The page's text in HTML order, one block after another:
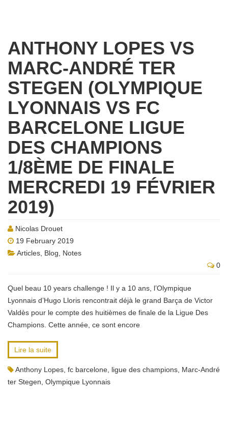
ANTHONY LOPES VS
MARC-ANDRÉ TER
STEGEN (OLYMPIQUE
LYONNAIS VS FC
BARCELONE LIGUE
DES CHAMPIONS
1/8ÈME DE FINALE
MERCREDI 19 FÉVRIER
2019)
Nicolas Drouet
19 February 2019
Articles Blog
Notes
0
Quel beau 10 years challenge ! Il y a 10 ans, l’Olympique
Lyonnais d’Hugo Lloris rencontrait déjà le grand Barça de Victor
Valdès pour le compte des huitièmes de finale de la Ligue Des
Champions. Cette année, ce sont encore
Lire la suite
Anthony Lopes fc barcelone ligue des champions Marc-André
ter Stegen Olympique Lyonnais